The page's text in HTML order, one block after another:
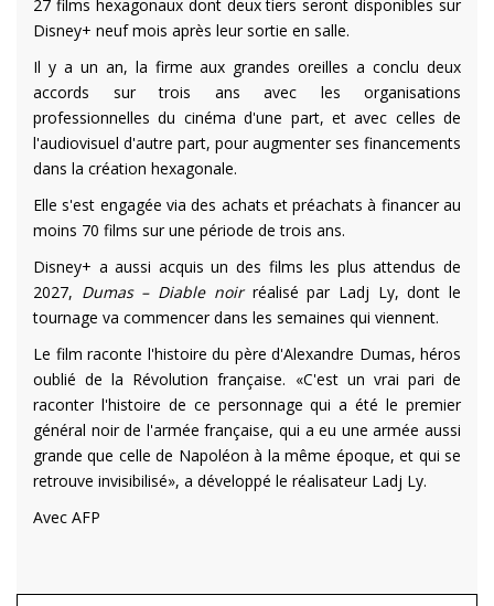
27 films hexagonaux dont deux tiers seront disponibles sur
Disney+ neuf mois après leur sortie en salle.
Il y a un an, la firme aux grandes oreilles a conclu deux
accords sur trois ans avec les organisations
professionnelles du cinéma d'une part, et avec celles de
l'audiovisuel d'autre part, pour augmenter ses financements
dans la création hexagonale.
Elle s'est engagée via des achats et préachats à financer au
moins 70 films sur une période de trois ans.
Disney+ a aussi acquis un des films les plus attendus de
2027, Dumas – Diable noirréalisé par Ladj Ly, dont le
tournage va commencer dans les semaines qui viennent.
Le film raconte l'histoire du père d'Alexandre Dumas, héros
oublié de la Révolution française. «C'est un vrai pari de
raconter l'histoire de ce personnage qui a été le premier
général noir de l'armée française, qui a eu une armée aussi
grande que celle de Napoléon à la même époque, et qui se
retrouve invisibilisé», a développé le réalisateur Ladj Ly.
Avec AFP